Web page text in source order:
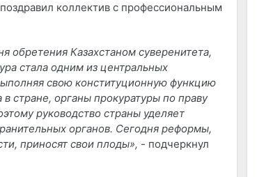
коллектив с профессиональным
обретения Казахстаном суверенитета,
стала одним из центральных
свою конституционную функцию
стране, органы прокуратуры по праву
руководство страны уделяет
органов. Сегодня реформы,
приносят свои плоды», - подчеркнул